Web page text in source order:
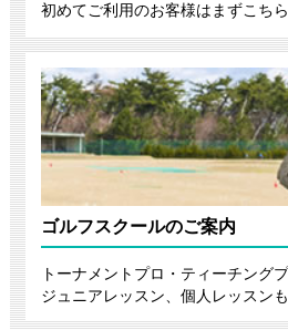
初めてご利用のお客様はまずこち
ゴルフスクールのご案内
トーナメントプロ・ティーチング
ジュニアレッスン、個人レッスン